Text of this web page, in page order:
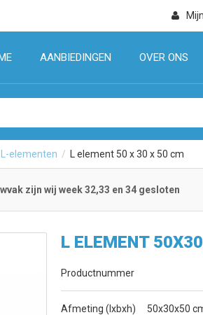
AANBIEDINGEN OVER ONS
L-elementen / L element 50 x 30 x 50 cm
zijn wij week 32,33 en 34 gesloten
L ELEMENT
Productnummer
Afmeting (lxbxh) 50x30x50